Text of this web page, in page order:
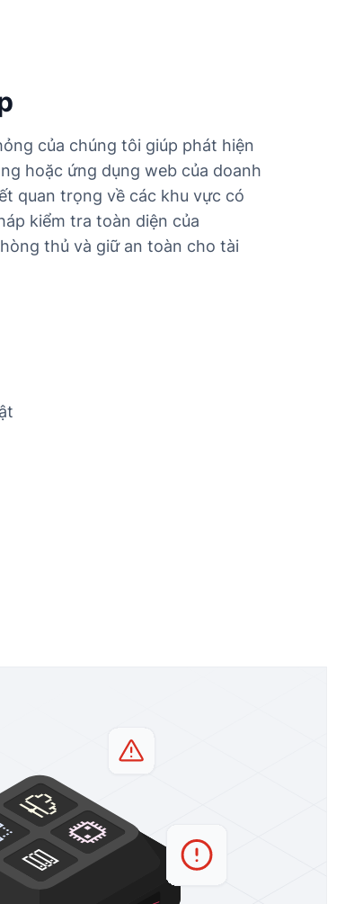
của chúng tôi giúp phát hiện
hoặc ứng dụng web của doanh
quan trọng về các khu vực có
kiểm tra toàn diện của
thủ và giữ an toàn cho tài